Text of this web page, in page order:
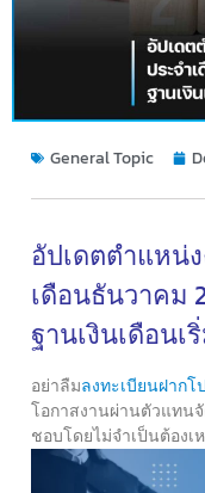
General Topic
อัปเดตตำแหน่
เดือนธันวาคม
ฐานเงินเดือน
อย่าลืมลงทะเบียนฝากโ
โอกาสงานผ่านตัวแทน
ชอบโดยไม่จำเป็นต้องเ